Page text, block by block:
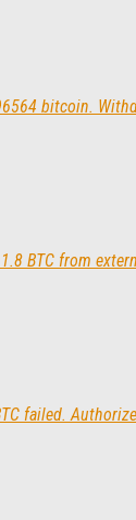
bitcoin.
BTC from
failed.